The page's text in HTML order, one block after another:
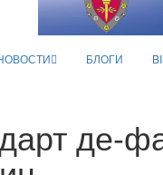
БЛОГИ
де-